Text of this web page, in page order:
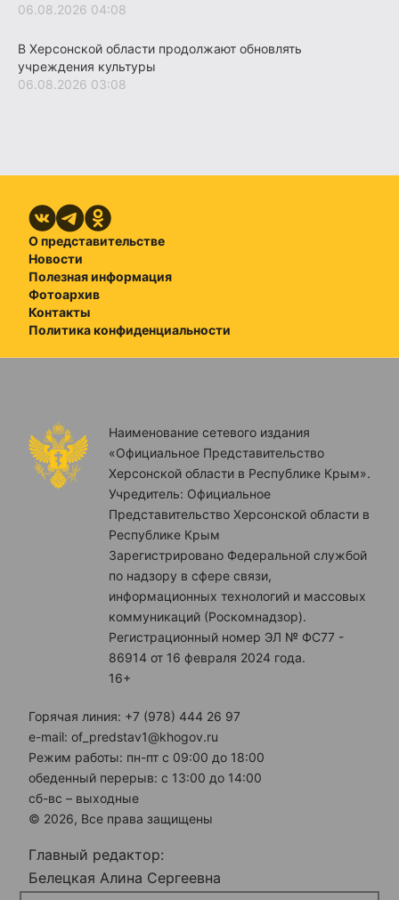
06.08.2026 04:08
В Херсонской области продолжают обновлять
учреждения культуры
06.08.2026 03:08
О представительстве
Новости
Полезная информация
Фотоархив
Контакты
Политика конфиденциальности
Наименование сетевого издания
«Официальное Представительство
Херсонской области в Республике Крым».
Учредитель: Официальное
Представительство Херсонской области в
Республике Крым
Зарегистрировано Федеральной службой
по надзору в сфере связи,
информационных технологий и массовых
коммуникаций (Роскомнадзор).
Регистрационный номер ЭЛ № ФС77 -
86914 от 16 февраля 2024 года.
16+
Горячая линия: +7 (978) 444 26 97
e-mail: of_predstav1@khogov.ru
Режим работы: пн-пт с 09:00 до 18:00
обеденный перерыв: с 13:00 до 14:00
сб-вс – выходные
© 2026, Все права защищены
Главный редактор:
Белецкая Алина Сергеевна